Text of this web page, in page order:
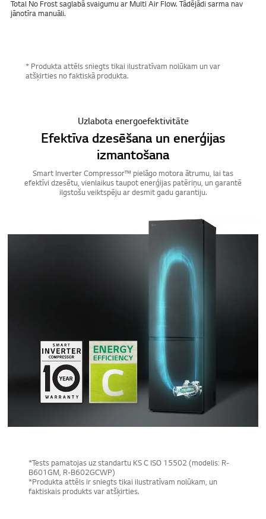
Total No Frost saglabā svaigumu ar Multi Air Flow. Tādējādi sarma nav
jānotīra manuāli.
* Produkta attēls sniegts tikai ilustratīvam nolūkam un var
atšķirties no faktiskā produkta.
Uzlabota energoefektivitāte
Efektīva dzesēšana un enerģijas
izmantošana
Smart Inverter Compressor™ pielāgo motora ātrumu, lai tas
efektīvi dzesētu, vienlaikus taupot enerģijas patēriņu, un garantē
ilgstošu veiktspēju ar desmit gadu garantiju.
*Tests pamatojas uz standartu KS C ISO 15502 (modelis: R-
B601GM, R-B602GCWP)
*Produkta attēls ir sniegts tikai ilustratīvam nolūkam, un
faktiskais produkts var atšķirties.